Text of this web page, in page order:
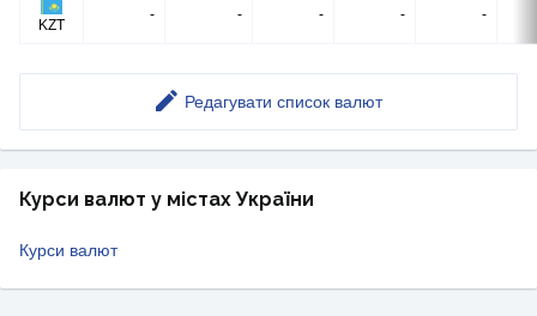
KZT
- - - - -
Редагувати список валют
Курси валют у містах України
Курси валют